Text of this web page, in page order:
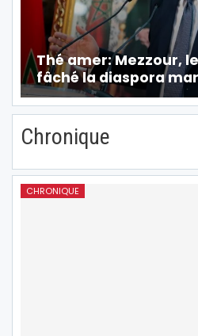
Thé amer: Mezzour,
fâché la diaspora
Chronique
CHRONIQUE